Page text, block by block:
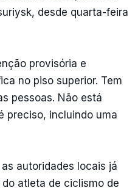
desde quarta-feira
provisória e
no piso superior. Tem
pessoas. Não está
preciso, incluindo uma
autoridades locais já
atleta de ciclismo de